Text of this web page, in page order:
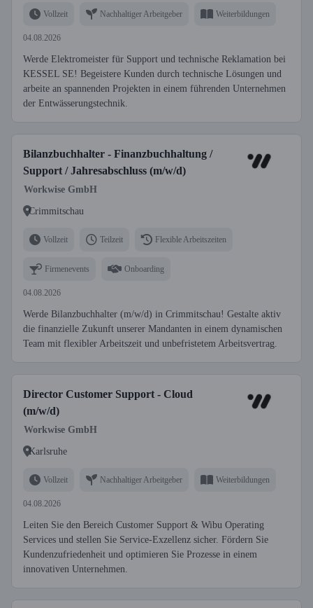
Vollzeit Nachhaltiger Arbeitgeber Weiterbildungen
04.08.2026
Werde Elektromeister für Support und technische Reklamation bei
KESSEL SE! Begeistere Kunden durch technische Lösungen und
arbeite an spannenden Projekten in einem führenden Unternehmen
der Entwässerungstechnik.
Bilanzbuchhalter - Finanzbuchhaltung /
Support / Jahresabschluss (m/w/d)
Workwise GmbH
Crimmitschau
Vollzeit Teilzeit Flexible Arbeitszeiten
Firmenevents Onboarding
04.08.2026
Werde Bilanzbuchhalter (m/w/d) in Crimmitschau! Gestalte aktiv
die finanzielle Zukunft unserer Mandanten in einem dynamischen
Team mit flexibler Arbeitszeit und unbefristetem Arbeitsvertrag.
Director Customer Support - Cloud
(m/w/d)
Workwise GmbH
Karlsruhe
Vollzeit Nachhaltiger Arbeitgeber Weiterbildungen
04.08.2026
Leiten Sie den Bereich Customer Support & Wibu Operating
Services und stellen Sie Service-Exzellenz sicher. Fördern Sie
Kundenzufriedenheit und optimieren Sie Prozesse in einem
innovativen Unternehmen.